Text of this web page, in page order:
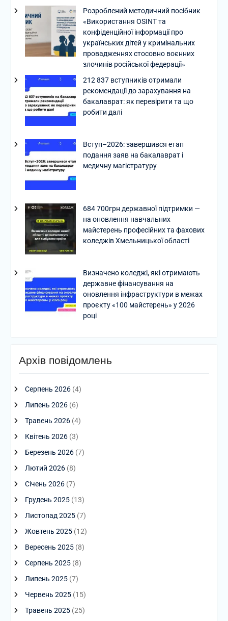
Розроблений методичний посібник
«Використання OSINT та
конфіденційної інформації про
українських дітей у кримінальних
провадженнях стосовно воєнних
злочинів російської федерації»
212 837 вступників отримали
рекомендації до зарахування на
бакалаврат: як перевірити та що
робити далі
Вступ–2026: завершився етап
подання заяв на бакалаврат і
медичну магістратуру
684 700грн державної підтримки —
на оновлення навчальних
майстерень професійних та фахових
коледжів Хмельницької області
Визначено коледжі, які отримають
державне фінансування на
оновлення інфраструктури в межах
проєкту «100 майстерень» у 2026
році
Архів повідомлень
Серпень 2026(4)
Липень 2026(6)
Травень 2026(4)
Квітень 2026(3)
Березень 2026(7)
Лютий 2026(8)
Січень 2026(7)
Грудень 2025(13)
Листопад 2025(7)
Жовтень 2025(12)
Вересень 2025(8)
Серпень 2025(8)
Липень 2025(7)
Червень 2025(15)
Травень 2025(25)